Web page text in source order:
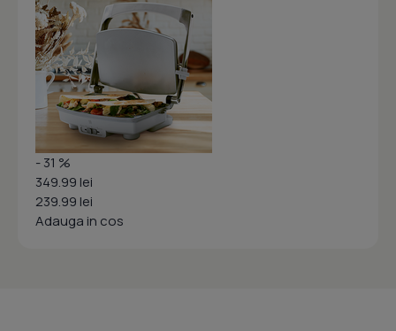
- 31 %
349.99 lei
239.99 lei
Adauga in cos